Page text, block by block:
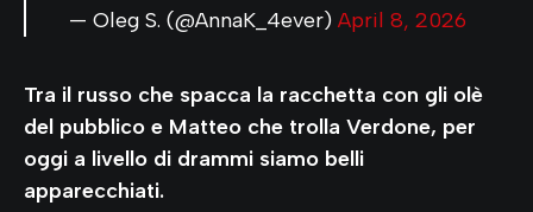
— Oleg S. (@AnnaK_4ever) April 8, 2026
Tra il russo che spacca la racchetta con gli olè
del pubblico e Matteo che trolla Verdone, per
oggi a livello di drammi siamo belli
apparecchiati.